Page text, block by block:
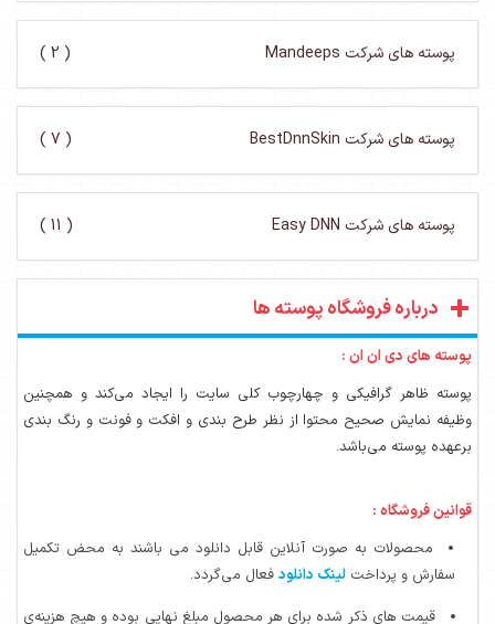
پوسته های شرکت Mandeeps ( 2 )
پوسته های شرکت BestDnnSkin ( 7 )
پوسته های شرکت Easy DNN ( 11 )
درباره فروشگاه پوسته ها
پوسته های دی ان ان :
پوسته ظاهر گرافیکی و چهارچوب کلی سایت را ایجاد می‌کند و همچنین
وظیفه نمایش صحیح محتوا از نظر طرح بندی و افکت و فونت و رنگ بندی
برعهده پوسته می‌باشد.
قوانین فروشگاه :
محصولات به صورت آنلاین قابل دانلود می باشند به محض تکمیل
سفارش و پرداخت لینک دانلود فعال می‌گردد.
قیمت های ذکر شده برای هر محصول مبلغ نهایی بوده و هیچ هزینه‌ی